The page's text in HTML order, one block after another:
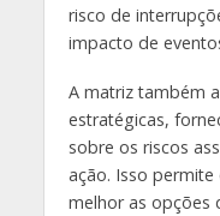
risco de
impacto de
A matriz também
estratégicas,
sobre os riscos
ação. Isso permite
melhor as opções